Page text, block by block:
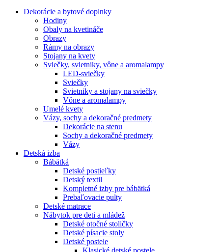
Dekorácie a bytové doplnky
Hodiny
Obaly na kvetináče
Obrazy
Rámy na obrazy
Stojany na kvety
Sviečky, svietniky, vône a aromalampy
LED-sviečky
Sviečky
Svietniky a stojany na sviečky
Vône a aromalampy
Umelé kvety
Vázy, sochy a dekoračné predmety
Dekorácie na stenu
Sochy a dekoračné predmety
Vázy
Detská izba
Bábätká
Detské postieľky
Detský textil
Kompletné izby pre bábätká
Prebaľovacie pulty
Detské matrace
Nábytok pre deti a mládež
Detské otočné stoličky
Detské písacie stoly
Detské postele
Klasické detské postele